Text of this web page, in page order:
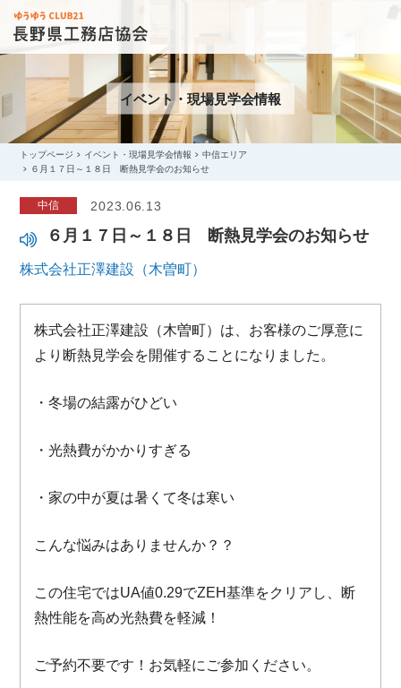
イベント・現場見学会情報
トップページ イベント・現場見学会情報
中信エリア
６月１７日～１８日 断熱見学会のお知らせ
中信 2023.06.13
６月１７日～１８日 断熱見学会のお知らせ
株式会社正澤建設（木曽町）
株式会社正澤建設（木曽町）は、お客様のご厚意に
より断熱見学会を開催することになりました。
・冬場の結露がひどい
・光熱費がかかりすぎる
・家の中が夏は暑くて冬は寒い
こんな悩みはありませんか？？
この住宅ではUA値0.29でZEH基準をクリアし、断
熱性能を高め光熱費を軽減！
ご予約不要です！お気軽にご参加ください。